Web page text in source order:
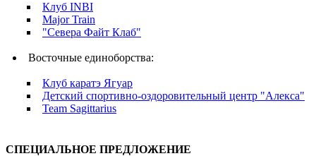
Клуб INBI
Major Train
"Севера Файт Клаб"
Восточные единоборства:
Клуб каратэ Ягуар
Детский спортивно-оздоровительный центр "Алекса"
Team Sagittarius
СПЕЦИАЛЬНОЕ ПРЕДЛОЖЕНИЕ